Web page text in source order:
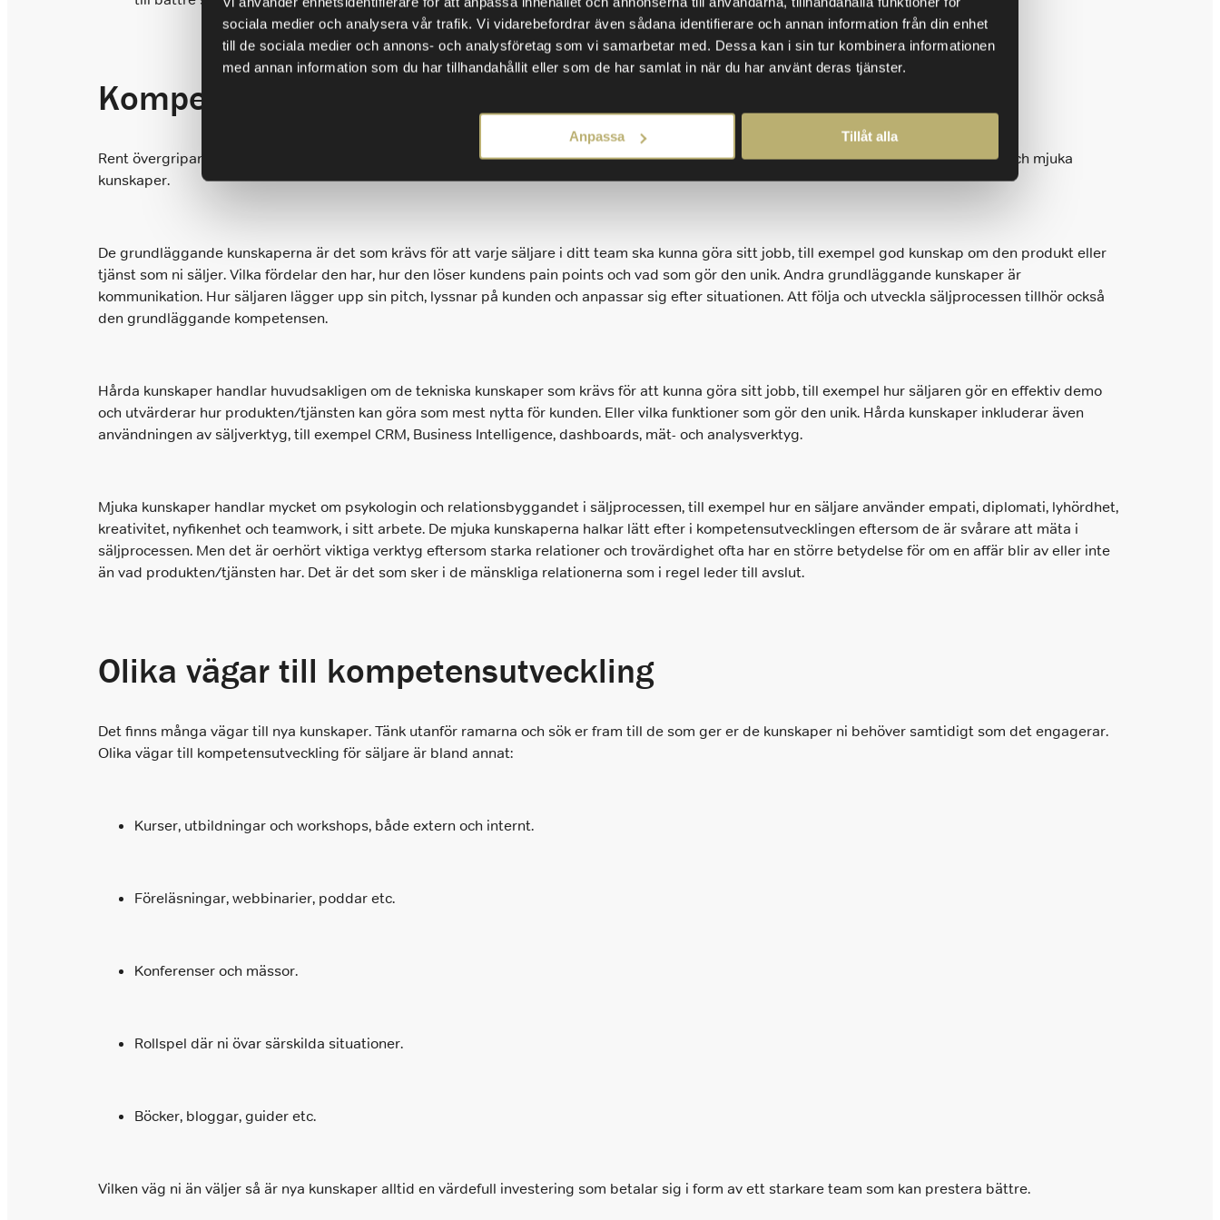
sociala medier och analysera vår trafik. Vi vidarebefordrar även sådana identifierare och annan information från din enhet
till de sociala medier och annons- och analysföretag som vi samarbetar med. Dessa kan i sin tur kombinera informationen
med annan information som du har tillhandahållit eller som de har samlat in när du har använt deras tjänster.
Anpassa Tillåt alla
Kompetensområden som går att utveckla
Rent övergripande kan vi dela upp kompetenserna inom försäljning i tre huvudområden: grundläggande säljkunskaper, hårda kunskaper och mjuka
kunskaper.
De grundläggande kunskaperna är det som krävs för att varje säljare i ditt team ska kunna göra sitt jobb, till exempel god kunskap om den produkt eller
tjänst som ni säljer. Vilka fördelar den har, hur den löser kundens pain points och vad som gör den unik. Andra grundläggande kunskaper är
kommunikation. Hur säljaren lägger upp sin pitch, lyssnar på kunden och anpassar sig efter situationen. Att följa och utveckla säljprocessen tillhör också
den grundläggande kompetensen.
Hårda kunskaper handlar huvudsakligen om de tekniska kunskaper som krävs för att kunna göra sitt jobb, till exempel hur säljaren gör en effektiv demo
och utvärderar hur produkten/tjänsten kan göra som mest nytta för kunden. Eller vilka funktioner som gör den unik. Hårda kunskaper inkluderar även
användningen av säljverktyg, till exempel CRM, Business Intelligence, dashboards, mät- och analysverktyg.
Mjuka kunskaper handlar mycket om psykologin och relationsbyggandet i säljprocessen, till exempel hur en säljare använder empati, diplomati, lyhördhet,
kreativitet, nyfikenhet och teamwork, i sitt arbete. De mjuka kunskaperna halkar lätt efter i kompetensutvecklingen eftersom de är svårare att mäta i
säljprocessen. Men det är oerhört viktiga verktyg eftersom starka relationer och trovärdighet ofta har en större betydelse för om en affär blir av eller inte
än vad produkten/tjänsten har. Det är det som sker i de mänskliga relationerna som i regel leder till avslut.
Olika vägar till kompetensutveckling
Det finns många vägar till nya kunskaper. Tänk utanför ramarna och sök er fram till de som ger er de kunskaper ni behöver samtidigt som det engagerar.
Olika vägar till kompetensutveckling för säljare är bland annat:
Kurser, utbildningar och workshops, både extern och internt.
Föreläsningar, webbinarier, poddar etc.
Konferenser och mässor.
Rollspel där ni övar särskilda situationer.
Böcker, bloggar, guider etc.
Vilken väg ni än väljer så är nya kunskaper alltid en värdefull investering som betalar sig i form av ett starkare team som kan prestera bättre.